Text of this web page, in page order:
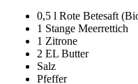
0,5 l Rote Betesaft
1 Stange Meerrettich
1 Zitrone
2 EL Butter
Salz
Pfeffer